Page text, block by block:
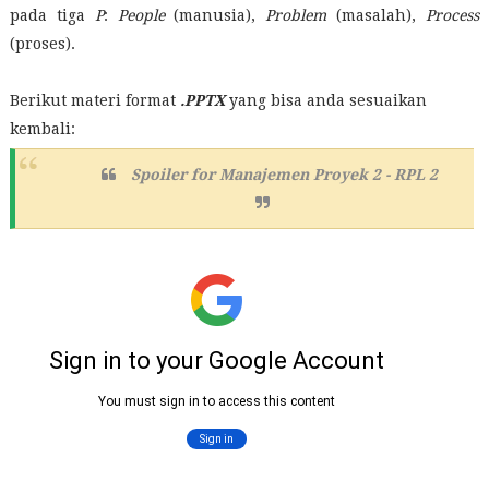
pada tiga P: People(manusia), Problem(masalah),
Process
(proses).
Berikut materi format .PPTXyang bisa anda sesuaikan
kembali:
Spoiler for Manajemen Proyek 2 - RPL 2